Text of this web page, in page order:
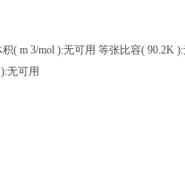
( m 3/mol ):无可用 等张比容( 90.2K
无可用